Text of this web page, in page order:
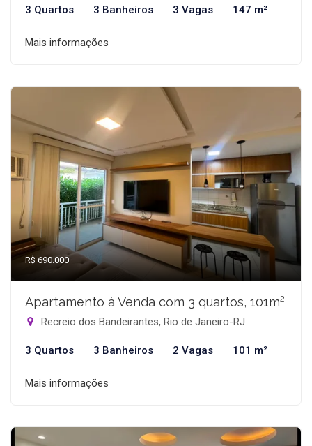
3 Quartos 3 Banheiros 3 Vagas 147 m²
Mais informações
R$ 690.000
Apartamento à Venda com 3 quartos, 101m²
Recreio dos Bandeirantes, Rio de Janeiro-RJ
3 Quartos 3 Banheiros 2 Vagas 101 m²
Mais informações